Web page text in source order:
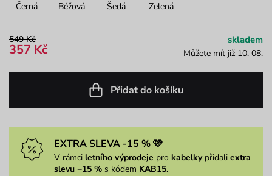
Černá Béžová Šedá Zelená
549 Kč
357 Kč
skladem
Můžete mít již 10. 08.
Přidat do košíku
EXTRA SLEVA -15 % 🩷
V rámci letního výprodeje pro kabelkypřidali extra
slevu −15 % s kódem KAB15.